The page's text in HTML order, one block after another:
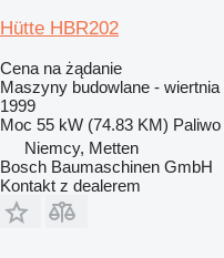
Hütte HBR202
Cena na żądanie
Maszyny budowlane - wiertnia
1999
Moc 55 kW (74.83 KM) Paliwo
Niemcy, Metten
Bosch Baumaschinen GmbH
Kontakt z dealerem